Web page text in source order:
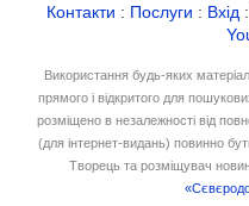
Контакти : Послуги : Вхід
Використання будь-яких
прямого і відкритого для
розміщено в незалежності від
(для інтернет-видань) повинно
Творець та розміщувач